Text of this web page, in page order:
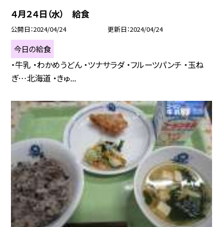
４月２４日（水） 給食
公開日 2024/04/24 更新日 2024/04/24
今日の給食
・牛乳 ・わかめうどん ・ツナサラダ ・フルーツパンチ ・玉ね
ぎ…北海道 ・きゅ...